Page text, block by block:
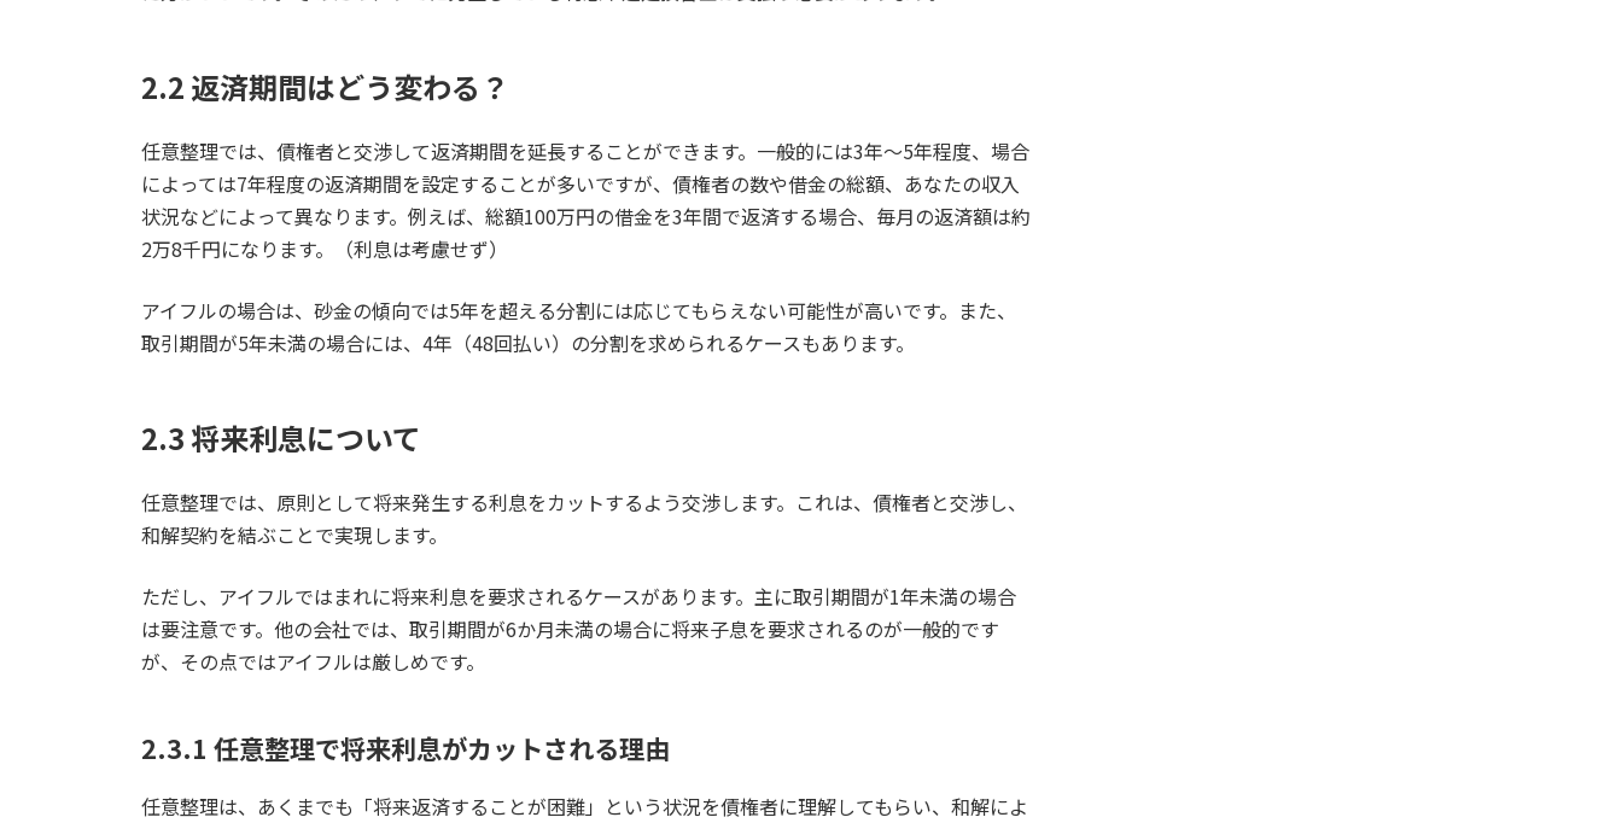
2.2 返済期間はどう変わる？
任意整理では、債権者と交渉して返済期間を延長することができます。一般的には3年〜5年程度、場合
によっては7年程度の返済期間を設定することが多いですが、債権者の数や借金の総額、あなたの収入
状況などによって異なります。例えば、総額100万円の借金を3年間で返済する場合、毎月の返済額は約
2万8千円になります。（利息は考慮せず）
アイフルの場合は、砂金の傾向では5年を超える分割には応じてもらえない可能性が高いです。また、
取引期間が5年未満の場合には、4年（48回払い）の分割を求められるケースもあります。
2.3 将来利息について
任意整理では、原則として将来発生する利息をカットするよう交渉します。これは、債権者と交渉し、
和解契約を結ぶことで実現します。
ただし、アイフルではまれに将来利息を要求されるケースがあります。主に取引期間が1年未満の場合
は要注意です。他の会社では、取引期間が6か月未満の場合に将来子息を要求されるのが一般的です
が、その点ではアイフルは厳しめです。
2.3.1 任意整理で将来利息がカットされる理由
任意整理は、あくまでも「将来返済することが困難」という状況を債権者に理解してもらい、和解によ